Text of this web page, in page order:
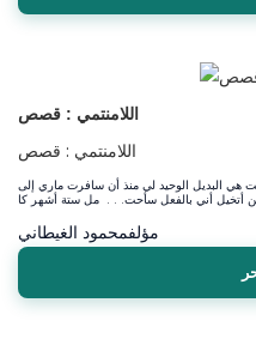
اللامنتمي : قصص
اللامنتمي : قصص
هي البديل الوحيد لي منذ أن سافرت ماري إلى
مؤلفمحمود الغيطاني